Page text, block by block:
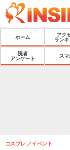
ホーム
アク
ランキ
読者
アンケート
スマ
コスプレ イベント